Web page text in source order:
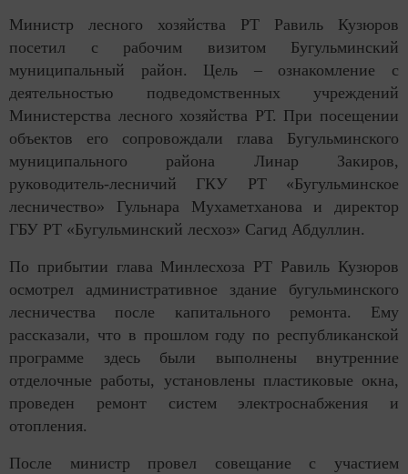
Министр лесного хозяйства РТ Равиль Кузюров
посетил с рабочим визитом Бугульминский
муниципальный район. Цель – ознакомление с
деятельностью подведомственных учреждений
Министерства лесного хозяйства РТ. При посещении
объектов его сопровождали глава Бугульминского
муниципального района Линар Закиров,
руководитель-лесничий ГКУ РТ «Бугульминское
лесничество» Гульнара Мухаметханова и директор
ГБУ РТ «Бугульминский лесхоз» Сагид Абдуллин.
По прибытии глава Минлесхоза РТ Равиль Кузюров
осмотрел административное здание бугульминского
лесничества после капитального ремонта. Ему
рассказали, что в прошлом году по республиканской
программе здесь были выполнены внутренние
отделочные работы, установлены пластиковые окна,
проведен ремонт систем электроснабжения и
отопления.
После министр провел совещание с участием